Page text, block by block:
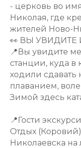
- церковь во
Николая, где
жителей Ново-
👀 ВЫ УВИДИТЕ
📍Вы увидите
станции, куда в
ходили
плаванием,
Зимой здесь
📍Гости
Отдых
Николаевска на